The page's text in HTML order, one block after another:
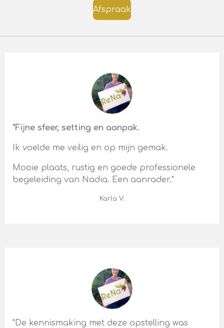
Afspraak
"Fijne sfeer, setting en aanpak.
Ik voelde me veilig en op mijn gemak.
Mooie plaats, rustig en goede professionele
begeleiding van Nadia. Een aanrader."
Karla V.
"De kennismaking met deze opstelling was